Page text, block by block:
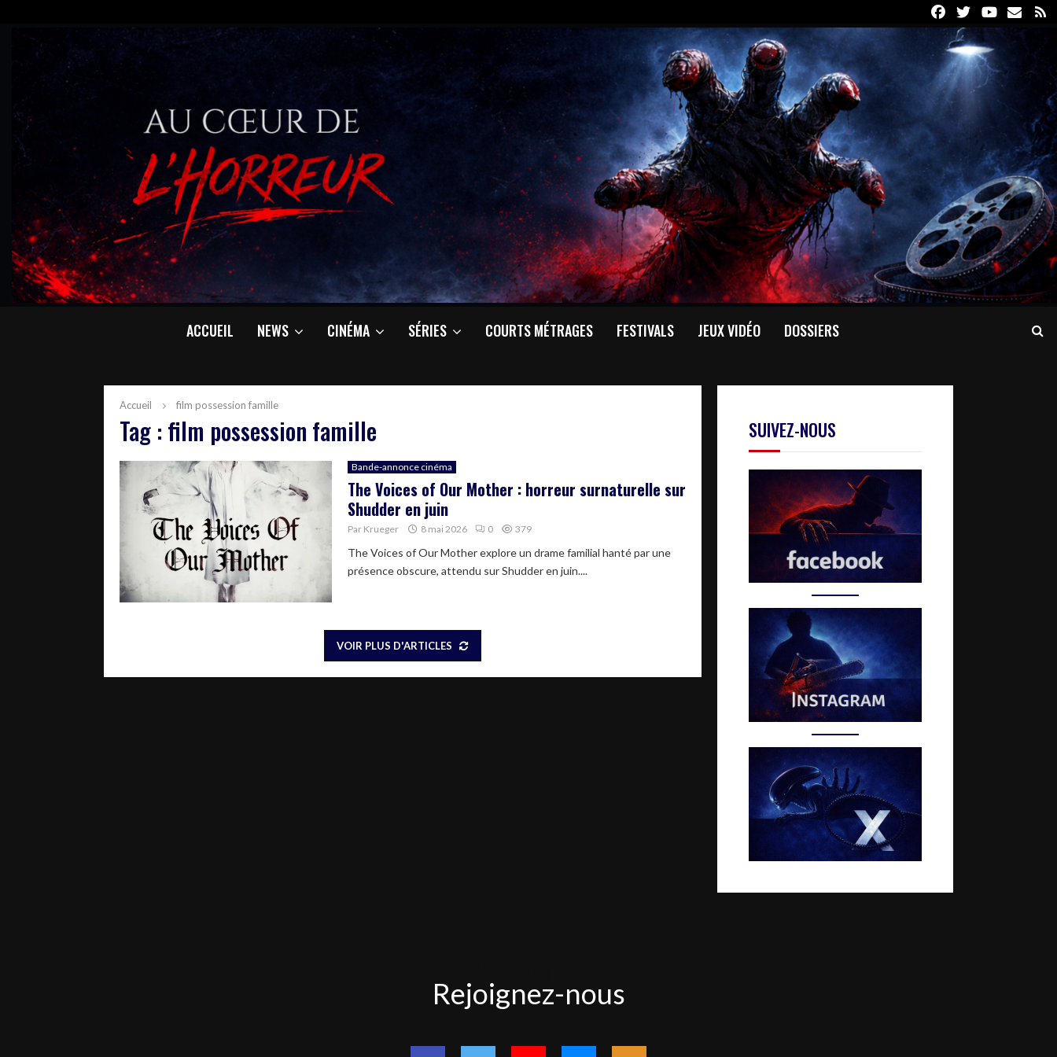
FacebookTwitterYoutube
Email
ACCUEIL NEWS CINÉMA SÉRIES COURTS MÉTRAGES FESTIVALS JEUX VIDÉO DOSSIERS
Accueil film possession famille
Tag : film possession famille
Bande-annonce cinéma
The Voices of Our Mother : horreur surnaturelle sur
Shudder en juin
Par Krueger 8 mai 2026 0 379
The Voices of Our Mother explore un drame familial hanté par une
présence obscure, attendu sur Shudder en juin....
VOIR PLUS D'ARTICLES
SUIVEZ-NOUS
nous
Rejoignez-nous